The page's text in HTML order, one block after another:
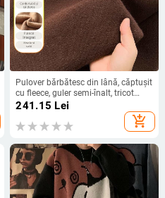
Pulover bărbătesc din lână, căptușit
cu fleece, guler semi-înalt, tricot
intarsia, amestec acrilic-lână, stil
241.15 Lei
add_shopping_cart